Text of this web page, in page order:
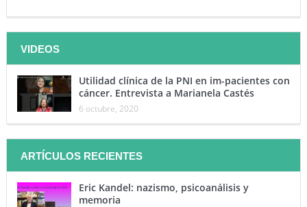
VIDEOS
Utilidad clínica de la PNI en im-pacientes con
cáncer. Entrevista a Marianela Castés
6 octubre, 2020
ARTÍCULOS RECIENTES
Eric Kandel: nazismo, psicoanálisis y
memoria